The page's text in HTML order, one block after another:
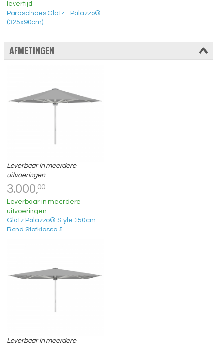
levertijd
Parasolhoes Glatz - Palazzo®
(325x90cm)
AFMETINGEN
Leverbaar in meerdere
uitvoeringen
3.000,00
Leverbaar in meerdere
uitvoeringen
Glatz Palazzo® Style 350cm
Rond Stofklasse 5
Leverbaar in meerdere